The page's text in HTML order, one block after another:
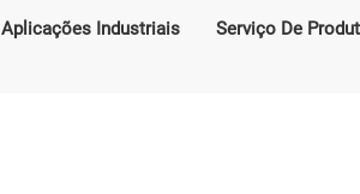
Aplicações Industriais Serviço De